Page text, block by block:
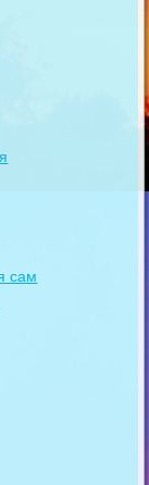
сам